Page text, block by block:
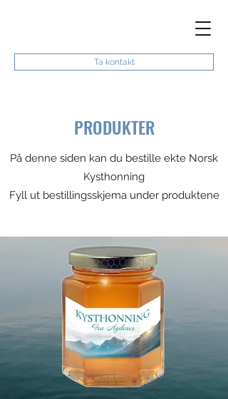
Ta kontakt
PRODUKTER
På denne siden kan du bestille ekte Norsk
Kysthonning
Fyll ut bestillingsskjema under produktene